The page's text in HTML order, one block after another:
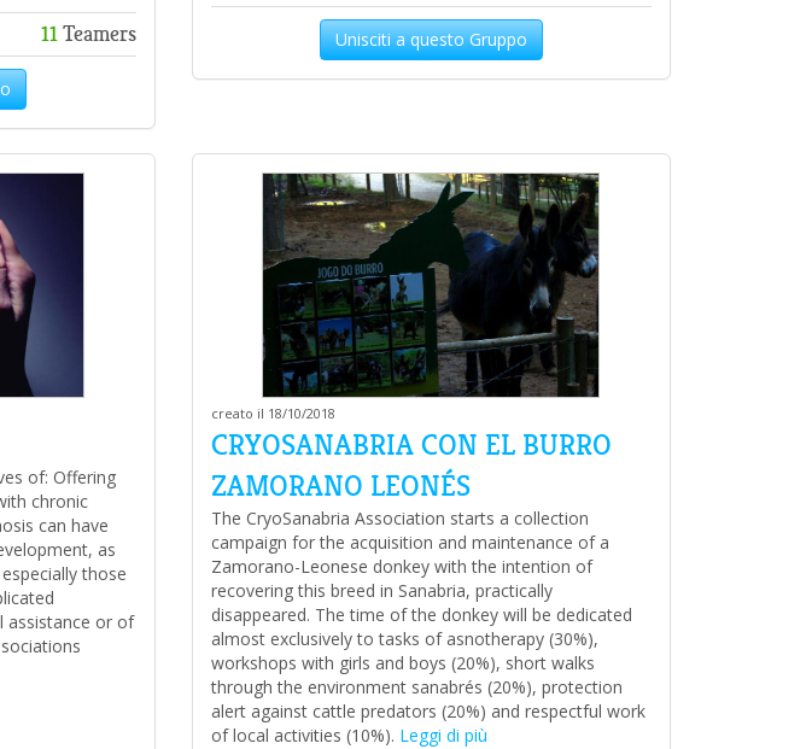
11Teamers Unisciti a questo Gruppo
of: Offering
chronic
can have
as
those
assistance or of
creato il 18/10/2018
CRYOSANABRIA CON EL BURRO
ZAMORANO LEONÉS
The CryoSanabria Association starts a collection
campaign for the acquisition and maintenance of a
Zamorano-Leonese donkey with the intention of
recovering this breed in Sanabria, practically
disappeared. The time of the donkey will be dedicated
almost exclusively to tasks of asnotherapy (30%),
workshops with girls and boys (20%), short walks
through the environment sanabrés (20%), protection
alert against cattle predators (20%) and respectful work
of local activities (10%). Leggi di più